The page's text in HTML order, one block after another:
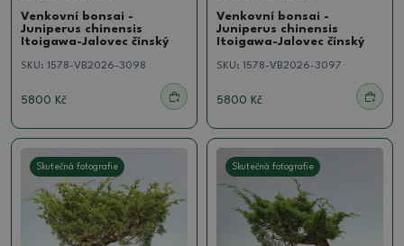
Venkovní bonsai -
Juniperus chinensis
Itoigawa-Jalovec čínský
SKU: 1578-VB2026-3098
5800 Kč
Venkovní bonsai -
Juniperus chinensis
Itoigawa-Jalovec čínský
SKU: 1578-VB2026-3097
5800 Kč
Skutečná fotografie Skutečná fotografie